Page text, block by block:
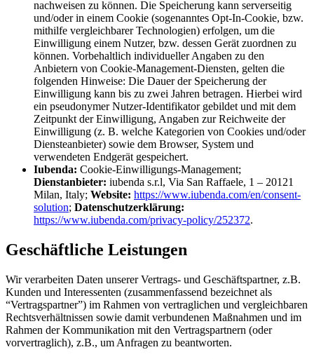
nachweisen zu können. Die Speicherung kann serverseitig
und/oder in einem Cookie (sogenanntes Opt-In-Cookie, bzw.
mithilfe vergleichbarer Technologien) erfolgen, um die
Einwilligung einem Nutzer, bzw. dessen Gerät zuordnen zu
können. Vorbehaltlich individueller Angaben zu den
Anbietern von Cookie-Management-Diensten, gelten die
folgenden Hinweise: Die Dauer der Speicherung der
Einwilligung kann bis zu zwei Jahren betragen. Hierbei wird
ein pseudonymer Nutzer-Identifikator gebildet und mit dem
Zeitpunkt der Einwilligung, Angaben zur Reichweite der
Einwilligung (z. B. welche Kategorien von Cookies und/oder
Diensteanbieter) sowie dem Browser, System und
verwendeten Endgerät gespeichert.
Iubenda: Cookie-Einwilligungs-Management;
Dienstanbieter: iubenda s.r.l, Via San Raffaele, 1 – 20121
Milan, Italy; Website: https://www.iubenda.com/en/consent-
solution; Datenschutzerklärung:
https://www.iubenda.com/privacy-policy/252372.
Geschäftliche Leistungen
Wir verarbeiten Daten unserer Vertrags- und Geschäftspartner, z.B.
Kunden und Interessenten (zusammenfassend bezeichnet als
“Vertragspartner”) im Rahmen von vertraglichen und vergleichbaren
Rechtsverhältnissen sowie damit verbundenen Maßnahmen und im
Rahmen der Kommunikation mit den Vertragspartnern (oder
vorvertraglich), z.B., um Anfragen zu beantworten.